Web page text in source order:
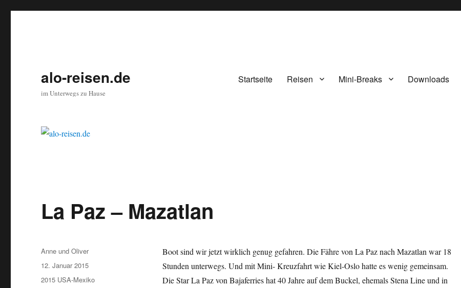
alo-reisen.de
im Unterwegs zu Hause
Startseite Reisen Mini-Breaks Downloads
La Paz – Mazatlan
Boot sind wir jetzt wirklich genug gefahren. Die Fähre von La Paz nach Mazatlan war 18
Stunden unterwegs. Und mit Mini- Kreuzfahrt wie Kiel-Oslo hatte es wenig gemeinsam.
Die Star La Paz von Bajaferries hat 40 Jahre auf dem Buckel, ehemals Stena Line und in
Autor
Anne und Oliver
Veröffentlicht
am
12. Januar 2015
Kategorien
2015 USA-Mexiko